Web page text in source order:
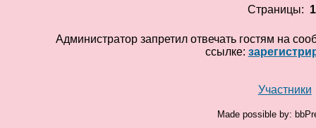
Страницы: 1
Администратор запретил отвечать гостям на
ссылке:
Участники
Made possible by: